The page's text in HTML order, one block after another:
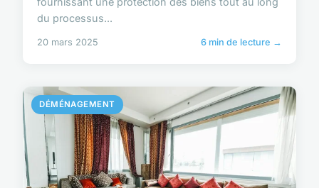
du processus...
20 mars 2025 6 min de lecture →
DÉMÉNAGEMENT